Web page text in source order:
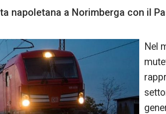
napoletana a Norimberga con il
Nel